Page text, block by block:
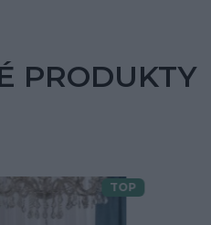
PRODUKTY
TOP
Doprava zdarma